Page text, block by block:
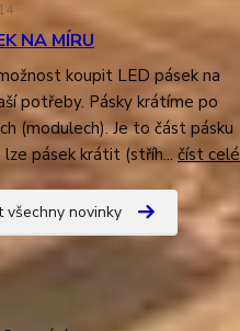
NA MÍRU
koupit LED pásek na
potřeby. Pásky krátíme po
(modulech). Je to část pásku
pásek krátit (stříh... číst celé
všechny novinky